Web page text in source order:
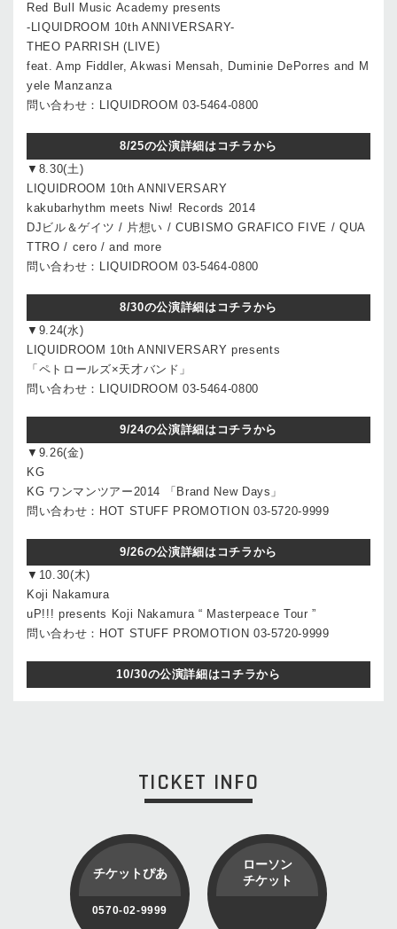
Red Bull Music Academy presents
-LIQUIDROOM 10th ANNIVERSARY-
THEO PARRISH (LIVE)
feat. Amp Fiddler, Akwasi Mensah, Duminie DePorres and M
yele Manzanza
問い合わせ：LIQUIDROOM 03-5464-0800
8/25の公演詳細はコチラから
▼8.30(土)
LIQUIDROOM 10th ANNIVERSARY
kakubarhythm meets Niw! Records 2014
DJビル＆ゲイツ / 片想い / CUBISMO GRAFICO FIVE / QUA
TTRO / cero / and more
問い合わせ：LIQUIDROOM 03-5464-0800
8/30の公演詳細はコチラから
▼9.24(水)
LIQUIDROOM 10th ANNIVERSARY presents
「ペトロールズ×天才バンド」
問い合わせ：LIQUIDROOM 03-5464-0800
9/24の公演詳細はコチラから
▼9.26(金)
KG
KG ワンマンツアー2014 「Brand New Days」
問い合わせ：HOT STUFF PROMOTION 03-5720-9999
9/26の公演詳細はコチラから
▼10.30(木)
Koji Nakamura
uP!!! presents Koji Nakamura “ Masterpeace Tour ”
問い合わせ：HOT STUFF PROMOTION 03-5720-9999
10/30の公演詳細はコチラから
TICKET INFO
チケットぴあ
0570-02-9999
ローソン
チケット